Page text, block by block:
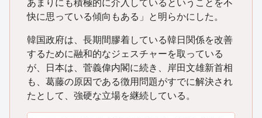
あまりにも積極的に介入しているということを不
快に思っている傾向もある」と明らかにした。
韓国政府は、長期間膠着している韓日関係を改善
するために融和的なジェスチャーを取っている
が、日本は、菅義偉内閣に続き、岸田文雄新首相
も、葛藤の原因である徴用問題がすでに解決され
たとして、強硬な立場を継続している。